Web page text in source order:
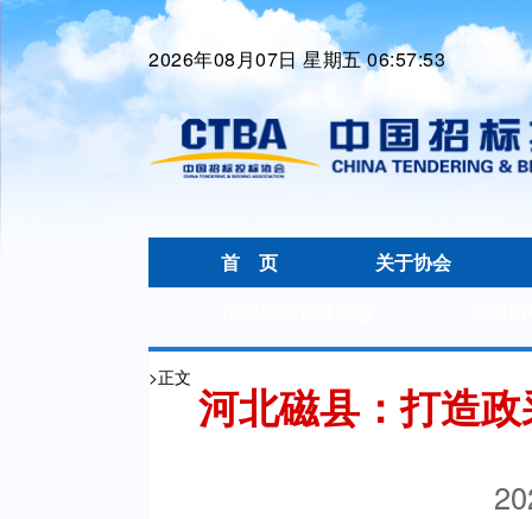
2026年08月07日 星期五 06:57:54
首 页
关于协会
>正文
河北磁县：打造